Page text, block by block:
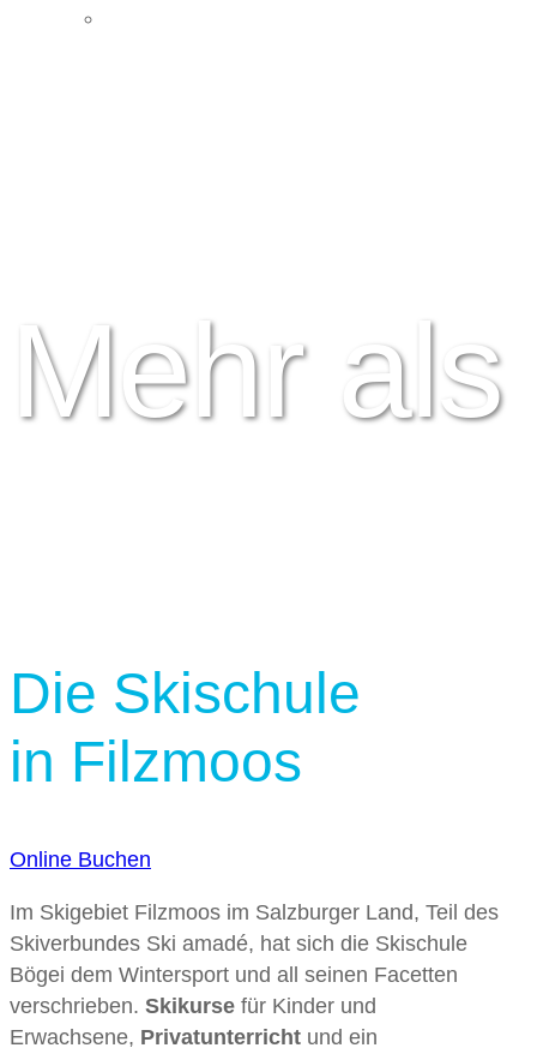
Mehr als
Die Skischule
in Filzmoos
Online Buchen
Im Skigebiet Filzmoos im Salzburger Land, Teil des
Skiverbundes Ski amadé, hat sich die Skischule
Bögei dem Wintersport und all seinen Facetten
verschrieben. Skikurse für Kinder und
Erwachsene, Privatunterricht und ein